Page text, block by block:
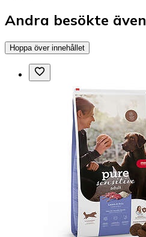
Andra besökte även
Hoppa över innehållet